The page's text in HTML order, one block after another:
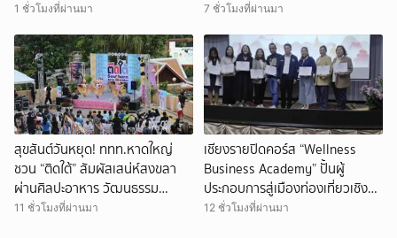
1 ชั่วโมงที่ผ่านมา 7 ชั่วโมงที่ผ่านมา
สุขสันต์วันหยุด! ททท.หาดใหญ่
ชวน “ติดใต้” สัมผัสเสน่ห์สงขลา
ผ่านศิลปะอาหาร วัฒนธรรม
ตลอดสิงหา
11 ชั่วโมงที่ผ่านมา
เชียงรายปิดคอร์ส “Wellness
Business Academy” ปั้นผู้
ประกอบการสู่เมืองท่องเที่ยวเชิง
สุขภาพระดับโลก
12 ชั่วโมงที่ผ่านมา